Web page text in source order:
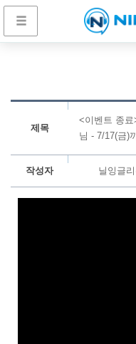
제목
<이벤트 종
님 - 7/17(금)
작성자 닐잉글리